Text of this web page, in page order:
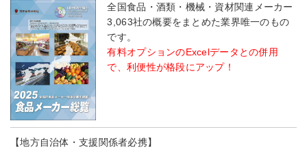
全国食品・酒類・機械・資材関連メーカー
3,063社の概要をまとめた業界唯一のもの
です。
有料オプションのExcelデータとの併用
で、利便性が格段にアップ！
【地方自治体・支援関係者必携】